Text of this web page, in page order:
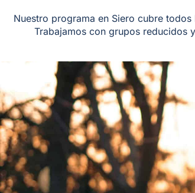
Nuestro programa en Siero cubre
Trabajamos con grupos reducidos